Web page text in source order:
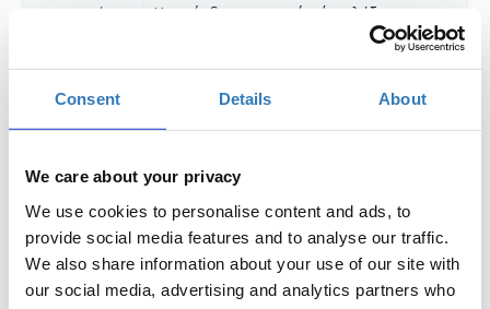
Consent Details About
We care about your privacy
We use cookies to personalise content and ads, to
provide social media features and to analyse our traffic.
We also share information about your use of our site with
our social media, advertising and analytics partners who
Συμμετοχή Η περίοδος εγγραφών έχει λήξει.
Το σεμινάριο απευθύνεται σε εκπαιδευτικούς Α/
θμιας και Β/θμιας Εκπαίδευσης (Δημόσιας και
Ιδιωτικής), οι οποίοι επιθυμούν να μάθουν πως